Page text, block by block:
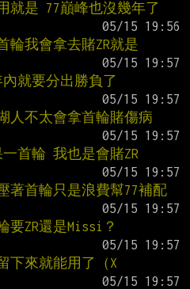
就是 77巔峰也沒幾年了
輪我會拿去賭ZR就是
就要分出勝負了
人不太會拿首輪賭傷病
首輪 我也是會賭ZR
著首輪只是浪費幫77補配
要ZR還是Missi？
來就能用了（X